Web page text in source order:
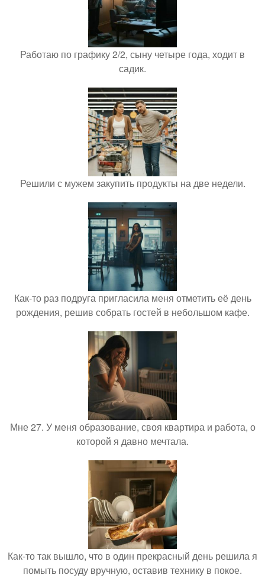
Работаю по графику 2/2, сыну четыре года, ходит в
садик.
Решили с мужем закупить продукты на две недели.
Как-то раз подруга пригласила меня отметить её день
рождения, решив собрать гостей в небольшом кафе.
Мне 27. У меня образование, своя квартира и работа, о
которой я давно мечтала.
Как-то так вышло, что в один прекрасный день решила я
помыть посуду вручную, оставив технику в покое.